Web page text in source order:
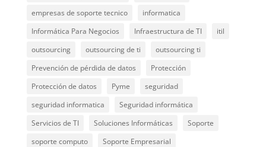
empresas de soporte tecnico
informatica
Informática Para Negocios
Infraestructura de TI
itil
outsourcing
outsourcing de ti
outsourcing ti
Prevención de pérdida de datos
Protección
Protección de datos
Pyme
seguridad
seguridad informatica
Seguridad informática
Servicios de TI
Soluciones Informáticas
Soporte
soporte computo
Soporte Empresarial